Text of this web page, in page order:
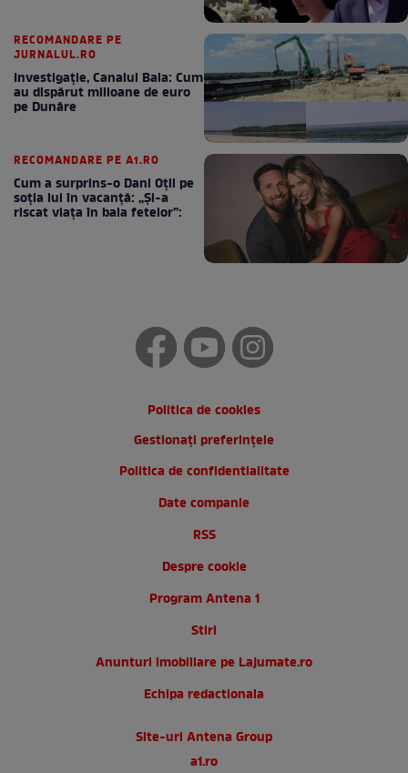
RECOMANDARE PE
JURNALUL.RO
Investigație, Canalul Bala: Cum
au dispărut milioane de euro
pe Dunăre
RECOMANDARE PE A1.RO
Cum a surprins-o Dani Oțil pe
soția lui în vacanță: „Și-a
riscat viața în baia fetelor”:
Politica de cookies
Gestionați preferințele
Politica de confidentialitate
Date companie
RSS
Despre cookie
Program Antena 1
Stiri
Anunturi imobiliare pe Lajumate.ro
Echipa redactionala
Site-uri Antena Group
a1.ro